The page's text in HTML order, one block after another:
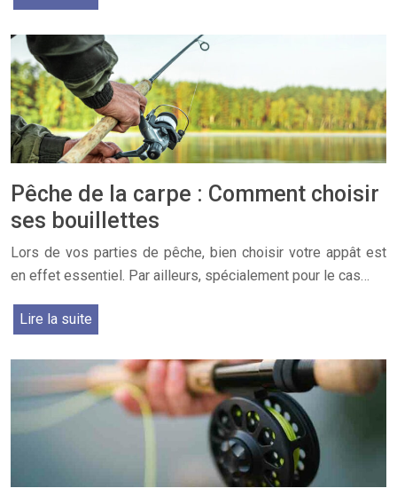
Pêche de la carpe : Comment choisir
ses bouillettes
Lors de vos parties de pêche, bien choisir votre appât est
en effet essentiel. Par ailleurs, spécialement pour le cas…
Lire la suite